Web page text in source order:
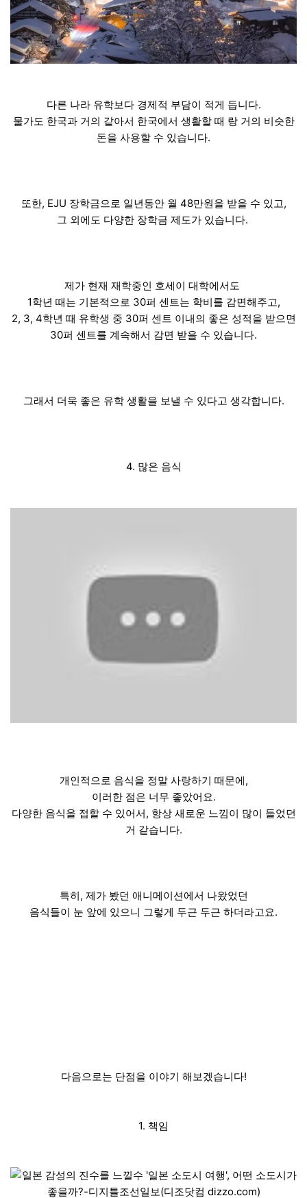
다른 나라 유학보다 경제적 부담이 적게 듭니다.
물가도 한국과 거의 같아서 한국에서 생활할 때 랑 거의 비슷한
돈을 사용할 수 있습니다.
또한, EJU 장학금으로 일년동안 월 48만원을 받을 수 있고,
그 외에도 다양한 장학금 제도가 있습니다.
제가 현재 재학중인 호세이 대학에서도
1학년 때는 기본적으로 30퍼 센트는 학비를 감면해주고,
2, 3, 4학년 때 유학생 중 30퍼 센트 이내의 좋은 성적을 받으면
30퍼 센트를 계속해서 감면 받을 수 있습니다.
그래서 더욱 좋은 유학 생활을 보낼 수 있다고 생각합니다.
4. 많은 음식
개인적으로 음식을 정말 사랑하기 때문에,
이러한 점은 너무 좋았어요.
다양한 음식을 접할 수 있어서, 항상 새로운 느낌이 많이 들었던
거 같습니다.
특히, 제가 봤던 애니메이션에서 나왔었던
음식들이 눈 앞에 있으니 그렇게 두근 두근 하더라고요.
다음으로는 단점을 이야기 해보겠습니다!
1. 책임